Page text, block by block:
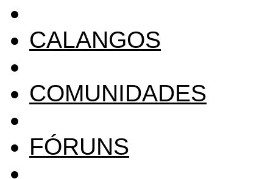
CALANGOS
COMUNIDADES
FÓRUNS